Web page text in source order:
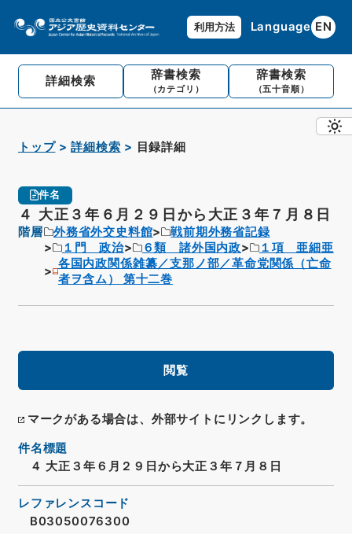
利用方法 Language EN
詳細検索 辞書検索
（カテゴリ）
辞書検索
（五十音順）
トップ 詳細検索 目録詳細
件名
４ 大正３年６月２９日から大正３年７月８日
階層 外務省外交史料館
戦前期外務省記録
１門 政治
６類 諸外国内政
１項 亜細亜
各国内政関係雑纂／支那ノ部／革命党関係（亡命
者ヲ含ム） 第十二巻
閲覧
マークがある場合は、外部サイトにリンクします。
件名標題
４ 大正３年６月２９日から大正３年７月８日
レファレンスコード
B03050076300